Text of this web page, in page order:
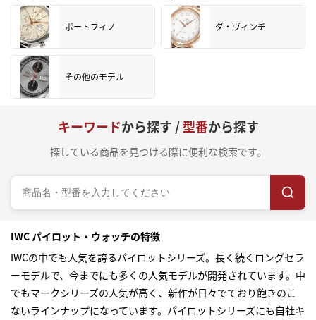
ポートフィノ ダ・ヴィンチ
その他のモデル
キーワードから探す /型番から探す
探している商品を見つける際に便利な検索です。
IWC パイロット・ウォッチの特徴
IWCの中でも人気を誇るパイロットシリーズ。長く続くロングセラ
ーモデルで、今までにも多くの人気モデルが開発されています。中
でもマークシリーズの人気が高く、新作が日々でており飽きのこ
ないラインナップになっています。パイロットシリーズにも自社キ